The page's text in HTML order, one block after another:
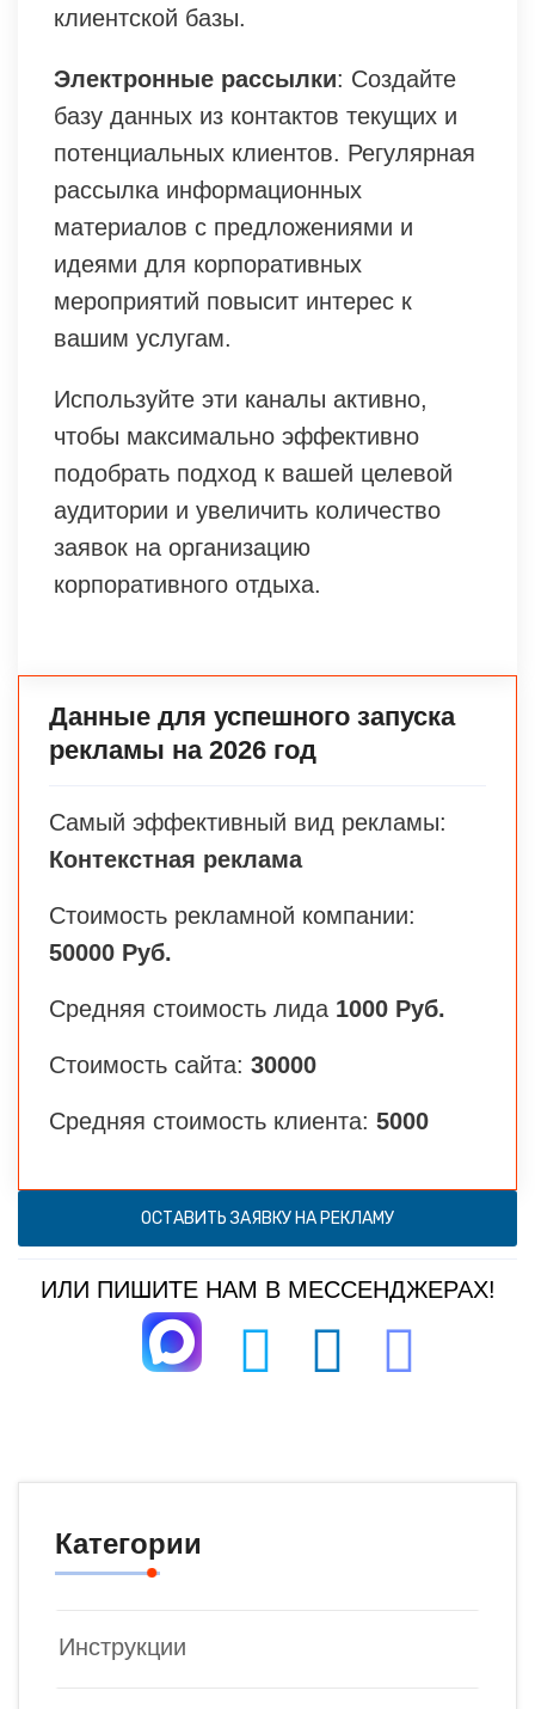
клиентской базы.
Электронные рассылки: Создайте
базу данных из контактов текущих и
потенциальных клиентов. Регулярная
рассылка информационных
материалов с предложениями и
идеями для корпоративных
мероприятий повысит интерес к
вашим услугам.
Используйте эти каналы активно,
чтобы максимально эффективно
подобрать подход к вашей целевой
аудитории и увеличить количество
заявок на организацию
корпоративного отдыха.
Данные для успешного запуска
рекламы на 2026 год
Самый эффективный вид рекламы:
Контекстная реклама
Стоимость рекламной компании:
50000 Руб.
Средняя стоимость лида 1000 Руб.
Стоимость сайта: 30000
Средняя стоимость клиента: 5000
ОСТАВИТЬ ЗАЯВКУ НА РЕКЛАМУ
ИЛИ ПИШИТЕ НАМ В МЕССЕНДЖЕРАХ!
Категории
Инструкции